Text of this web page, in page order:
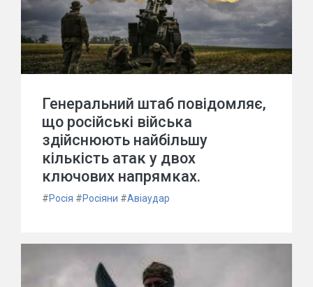
Генеральний штаб повідомляє,
що російські війська
здійснюють найбільшу
кількість атак у двох
ключових напрямках.
#Росія #Росіяни #Авіаудар